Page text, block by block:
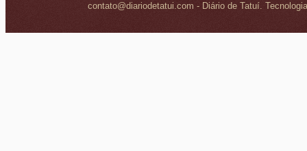
contato@diariodetatui.com - Diário de Tatuí.